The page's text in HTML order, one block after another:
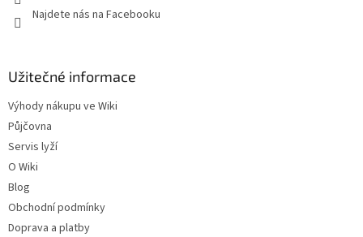
Najdete nás na Facebooku
Užitečné informace
Výhody nákupu ve Wiki
Půjčovna
Servis lyží
O Wiki
Blog
Obchodní podmínky
Doprava a platby